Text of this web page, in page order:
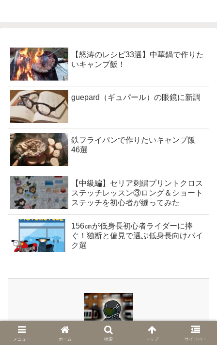
【怒涛のレシピ33選】中華鍋で作りた
いキャンプ飯！
guepard（ギュパール）の眼鏡に新調
鉄フライパンで作りたいキャンプ飯
46選
【中級編】セリア刺繍プリントクロス
ステッチレッスン③ロング＆ショート
ステッチを初心者が縫ってみた
156㎝が低身長初心者ライダーに捧
ぐ！独断と偏見で選ぶ低身長向けバイ
ク選
メニュー ホーム 検索 トップ サイドバー